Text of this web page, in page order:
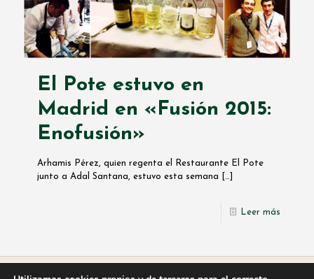
El Pote estuvo en
Madrid en «Fusión 2015:
Enofusión»
Arhamis Pérez, quien regenta el Restaurante El Pote
junto a Adal Santana, estuvo esta semana […]
Leer más